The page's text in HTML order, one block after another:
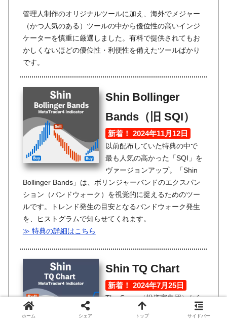
管理人制作のオリジナルツールに加え、海外でメジャー
（かつ人気のある）ツールの中から優位性の高いインジ
ケーターを慎重に厳選しました。有料で提供されてもお
かしくないほどの優位性・利便性を備えたツールばかり
です。
Shin Bollinger
Bands（旧 SQI）
新着！ 2024年11月12日
以前配布していた特典の中で
最も人気の高かった「SQI」を
ヴァージョンアップ。「Shin
Bollinger Bands」は、ボリンジャーバンドのエクスパン
ション（バンドウォーク）を視覚的に捉えるためのツー
ルです。トレンド発生の目安となるバンドウォーク発生
を、ヒストグラムで知らせてくれます。
≫ 特典の詳細はこちら
Shin TQ Chart
新着！ 2024年7月25日
The Secre（投資家集団）から
の提供ツールです。トレンド
ホーム シェア トップ サイドバー